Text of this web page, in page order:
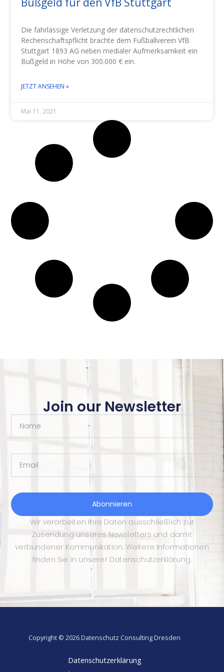
Die fahrlässige Verletzung der datenschutzrechtlichen
Rechenschaftspflicht brachte dem Fußballverein VfB
Stuttgart 1893 AG neben medialer Aufmerksamkeit ein
Bußgeld in Höhe von 300.000 € ein.
JETZT ANSEHEN »
Mai 11, 2021
Join our Newsletter
Abonnieren
Wir verarbeiten Ihre Daten ausschließlich zur
Zusendung unseres Newsletters und damit
verbundener Kommunikation. Weitere Informationen
finden Sie in unserer Datenschutzerklärung.
Copyright © 2026 Datenschutz Consulting Dresden
Datenschutzerklärung